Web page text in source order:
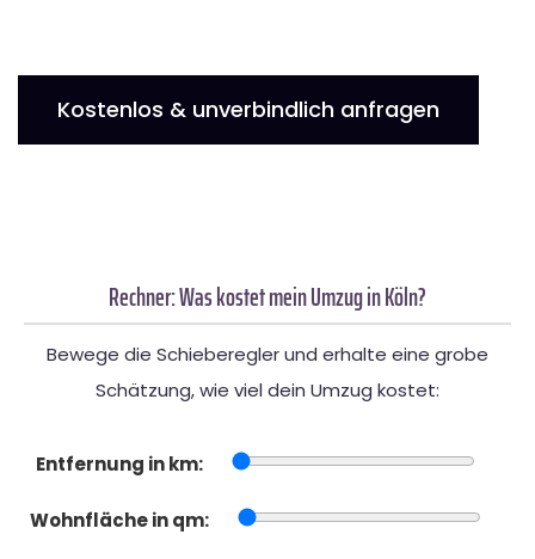
Kostenlos & unverbindlich anfragen
Rechner: Was kostet mein Umzug in Köln?
Bewege die Schieberegler und erhalte eine grobe
Schätzung, wie viel dein Umzug kostet:
Entfernung in km:
Wohnfläche in qm: